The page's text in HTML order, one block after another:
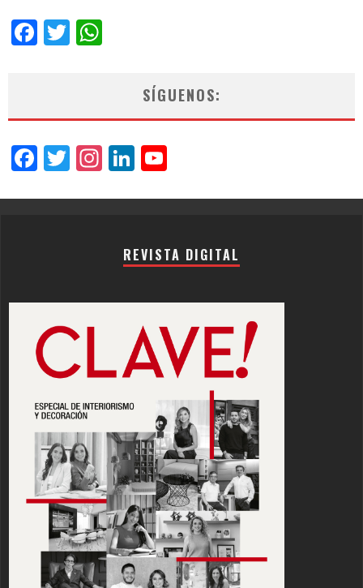
Facebook
Twitter
SÍGUENOS:
Facebook
Twitter
Instagram
LinkedIn
REVISTA DIGITAL